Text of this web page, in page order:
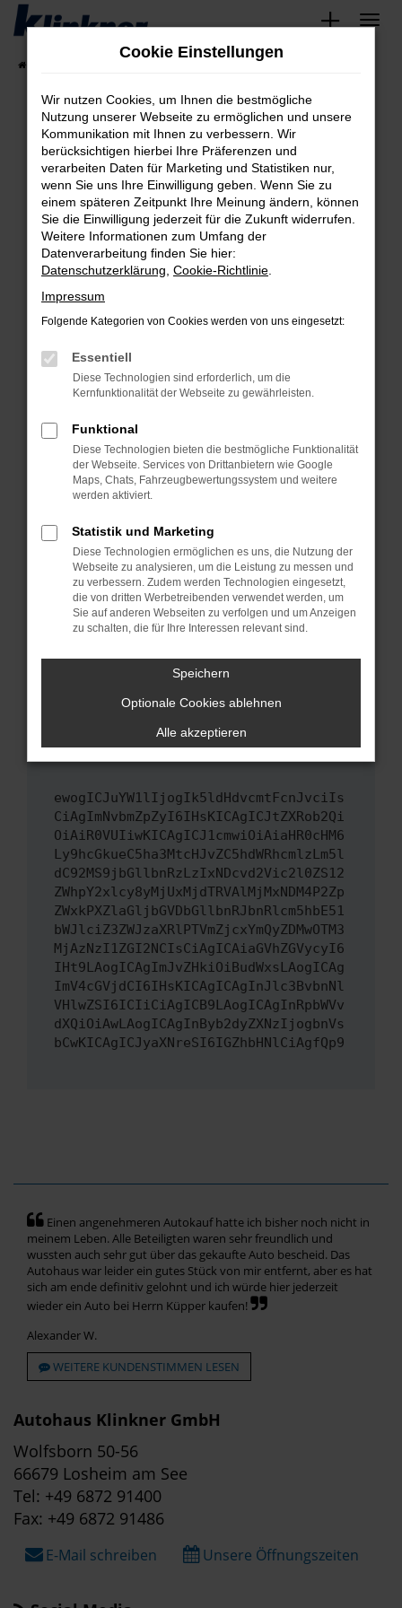
Zum
springen
Fehler: Network Error
Beim Laden ist ein Fehler aufgetreten.
Hier sind ein paar Tipps, die dir helfen können:
Überprüfe deine Firewall und deine
Internetverbindung.
Laden andere Webseiten, zum Beispiel deine
Suchmaschine?
Prüfe deine Browsererweiterungen.
können das Laden bestimmter Seiten
verhindern. Funktioniert die Seite in einem
anderen Browser oder in einem privaten
Starte dein Gerät neu.
Das kann manchmal helfen, vorübergehende
Probleme zu beheben.
Betriebssystem auf dem neuesten Stand
sind.
Veraltete Software birgt nicht nur ein
Sicherheitsrisiko, sondern kann auch dazu
führen, dass bestimmte Funktionen nicht mehr
unterstützt werden.
Wende dich an den Webseitenbetreiber.
Wenn du alle oben genannten Schritte versucht
hast, kontaktiere uns bitte. Wir werden
versuchen, das Problem zu beheben. Du kannst
uns diesen Text schicken, um uns bei der
ewogICJuYW1lIjogIk5ldHdvcmtFcnJvciIs
CiAgImNvbmZpZyI6IHsKICAgICJtZXRob2Qi
OiAiR0VUIiwKICAgICJ1cmwiOiAiaHR0cHM6
Ly9hcGkueC5ha3MtcHJvZC5hdWRhcmlzLm5l
dC92MS9jbGllbnRzLzIxNDcvd2Vic2l0ZS12
ZWhpY2xlcy8yMjUxMjdTRVAlMjMxNDM4P2Zp
ZWxkPXZlaGljbGVDbGllbnRJbnRlcm5hbE51
bWJlciZ3ZWJzaXRlPTVmZjcxYmQyZDMwOTM3
MjAzNzI1ZGI2NCIsCiAgICAiaGVhZGVycyI6
IHt9LAogICAgImJvZHkiOiBudWxsLAogICAg
ImV4cGVjdCI6IHsKICAgICAgInJlc3BvbnNl
VHlwZSI6ICIiCiAgICB9LAogICAgInRpbWVv
dXQiOiAwLAogICAgInByb2dyZXNzIjogbnVs
bCwKICAgICJyaXNreSI6IGZhbHNlCiAgfQp9
Einen angenehmeren Autokauf hatte ich bisher noch nicht in
meinem Leben. Alle Beteiligten waren sehr freundlich und
wussten auch sehr gut über das gekaufte Auto bescheid. Das
Autohaus war leider ein gutes Stück von mir entfernt, aber es hat
sich am ende definitiv gelohnt und ich würde hier jederzeit
wieder ein Auto bei Herrn Küpper kaufen!
Alexander W.
WEITERE KUNDENSTIMMEN LESEN
Autohaus Klinkner GmbH
Wolfsborn 50-56
66679 Losheim am See
Tel: +49 6872 91400
Fax: +49 6872 91486
E-Mail schreiben Unsere Öffnungszeiten
Cookie Einstellungen
Wir nutzen Cookies, um Ihnen die bestmögliche
Nutzung unserer Webseite zu ermöglichen und unsere
Kommunikation mit Ihnen zu verbessern. Wir
berücksichtigen hierbei Ihre Präferenzen und
verarbeiten Daten für Marketing und Statistiken nur,
wenn Sie uns Ihre Einwilligung geben. Wenn Sie zu
einem späteren Zeitpunkt Ihre Meinung ändern, können
Sie die Einwilligung jederzeit für die Zukunft widerrufen.
Weitere Informationen zum Umfang der
Datenverarbeitung finden Sie hier:
Datenschutzerklärung Cookie-Richtlinie
Impressum
Folgende Kategorien von Cookies werden von uns eingesetzt:
Essentiell
Diese Technologien sind erforderlich, um die
Kernfunktionalität der Webseite zu gewährleisten.
Funktional
Diese Technologien bieten die bestmögliche Funktionalität
der Webseite. Services von Drittanbietern wie Google
Maps, Chats, Fahrzeugbewertungssystem und weitere
werden aktiviert.
Statistik und Marketing
Diese Technologien ermöglichen es uns, die Nutzung der
Webseite zu analysieren, um die Leistung zu messen und
zu verbessern. Zudem werden Technologien eingesetzt,
die von dritten Werbetreibenden verwendet werden, um
Sie auf anderen Webseiten zu verfolgen und um Anzeigen
zu schalten, die für Ihre Interessen relevant sind.
Speichern
Optionale Cookies ablehnen
Alle akzeptieren